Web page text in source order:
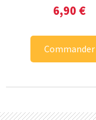
6,90 €
Commander